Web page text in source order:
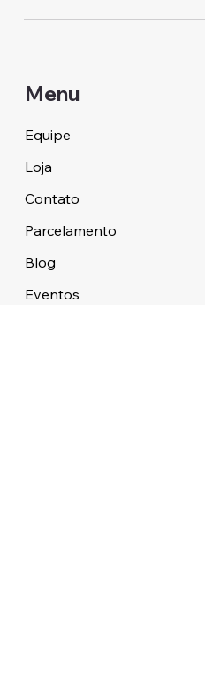
Menu
Equipe
Loja
Contato
Parcelamento
Blog
Eventos